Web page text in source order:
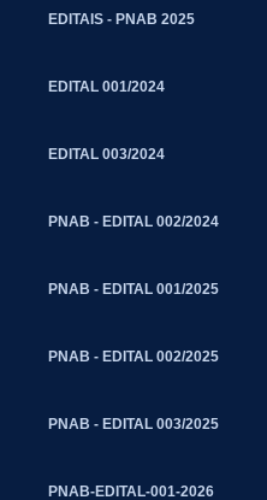
EDITAIS - PNAB 2025
EDITAL 001/2024
EDITAL 003/2024
PNAB - EDITAL 002/2024
PNAB - EDITAL 001/2025
PNAB - EDITAL 002/2025
PNAB - EDITAL 003/2025
PNAB-EDITAL-001-2026